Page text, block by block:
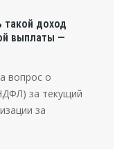
такой доход
выплаты —
вопрос о
за текущий
за